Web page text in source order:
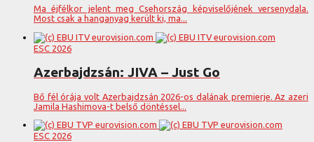
Ma éjfélkor jelent meg Csehország képviselőjének versenydala.
Most csak a hanganyag került ki, ma...
ESC 2026
Azerbajdzsán: JIVA – Just Go
Bő fél órája volt Azerbajdzsán 2026-os dalának premierje. Az azeri
Jamila Hashimova-t belső döntéssel...
ESC 2026